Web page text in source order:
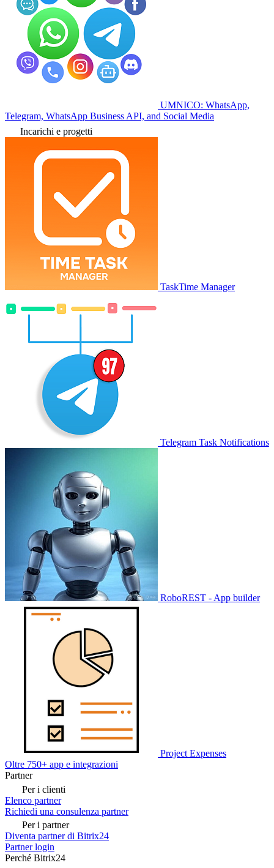
UMNICO: WhatsApp,
Telegram, WhatsApp Business API, and Social Media
Incarichi e progetti
TaskTime Manager
Telegram Task Notifications
RoboREST - App builder
Project Expenses
Oltre 750+ app e integrazioni
Partner
Per i clienti
Elenco partner
Richiedi una consulenza partner
Per i partner
Diventa partner di Bitrix24
Partner login
Perché Bitrix24